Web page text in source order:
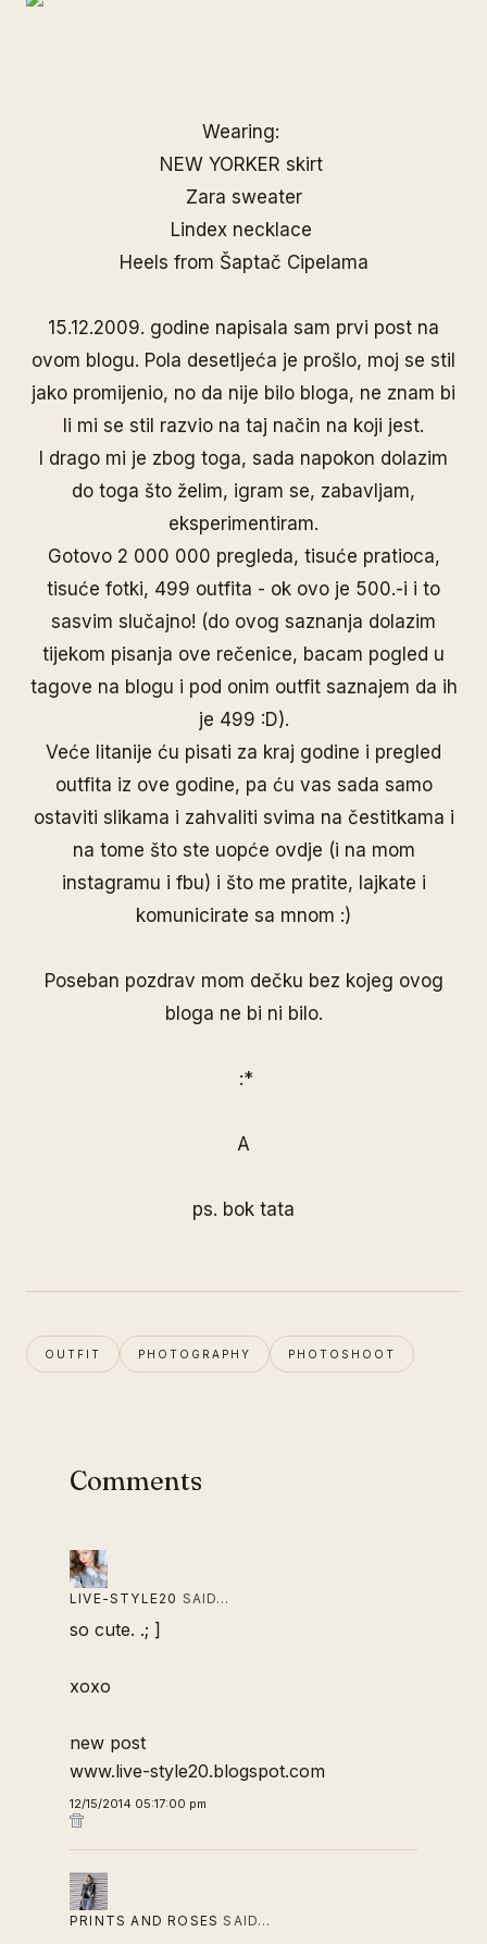
Wearing:
NEW YORKER skirt
Zara sweater
Lindex necklace
Heels from Šaptač Cipelama
15.12.2009. godine napisala sam prvi post na
ovom blogu. Pola desetljeća je prošlo, moj se stil
jako promijenio, no da nije bilo bloga, ne znam bi
li mi se stil razvio na taj način na koji jest.
I drago mi je zbog toga, sada napokon dolazim
do toga što želim, igram se, zabavljam,
eksperimentiram.
Gotovo 2 000 000 pregleda, tisuće pratioca,
tisuće fotki, 499 outfita - ok ovo je 500.-i i to
sasvim slučajno! (do ovog saznanja dolazim
tijekom pisanja ove rečenice, bacam pogled u
tagove na blogu i pod onim outfit saznajem da ih
je 499 :D).
Veće litanije ću pisati za kraj godine i pregled
outfita iz ove godine, pa ću vas sada samo
ostaviti slikama i zahvaliti svima na čestitkama i
na tome što ste uopće ovdje (i na mom
instagramu i fbu) i što me pratite, lajkate i
komunicirate sa mnom :)
Poseban pozdrav mom dečku bez kojeg ovog
bloga ne bi ni bilo.
:*
A
ps. bok tata
OUTFIT PHOTOGRAPHY PHOTOSHOOT
Comments
LIVE-STYLE20 SAID…
so cute. .; ]
xoxo
new post
www.live-style20.blogspot.com
12/15/2014 05:17:00 pm
PRINTS AND ROSESSAID…